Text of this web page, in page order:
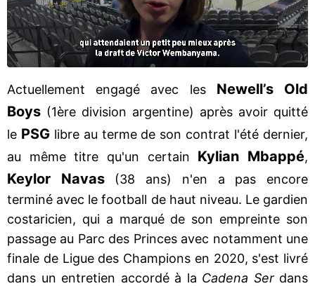
Actuellement engagé avec les Newell’s Old
Boys (1ère division argentine) après avoir quitté
le PSGlibre au terme de son contrat l'été dernier,
au même titre qu'un certain Kylian Mbappé,
Keylor Navas(38 ans) n'en a pas encore
terminé avec le football de haut niveau. Le gardien
costaricien, qui a marqué de son empreinte son
passage au Parc des Princes avec notamment une
finale de Ligue des Champions en 2020, s'est livré
dans un entretien accordé à la Cadena Ser dans